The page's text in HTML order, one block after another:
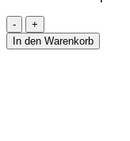
Ohrstecker
Lebensbaum
Menge
In den Warenkorb